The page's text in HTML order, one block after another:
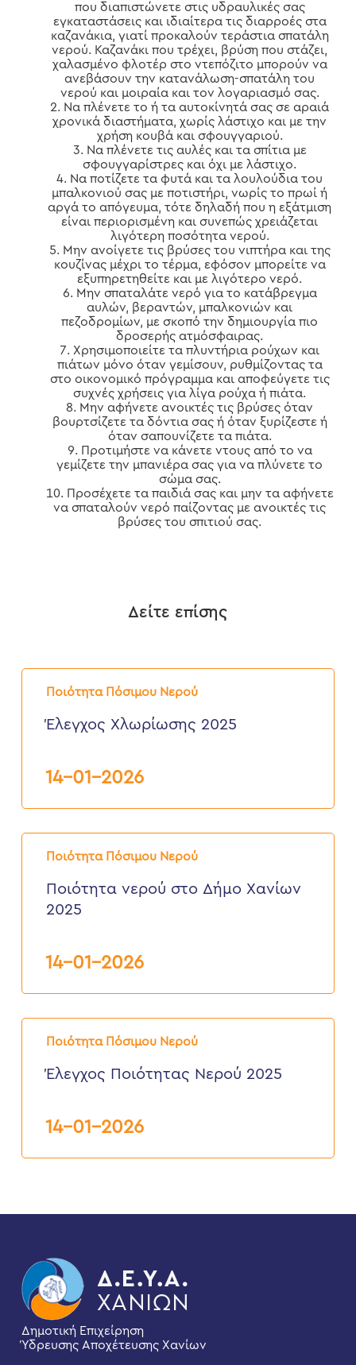
που διαπιστώνετε στις υδραυλικές σας
εγκαταστάσεις και ιδιαίτερα τις διαρροές στα
καζανάκια, γιατί προκαλούν τεράστια σπατάλη
νερού. Καζανάκι που τρέχει, βρύση που στάζει,
χαλασμένο φλοτέρ στο ντεπόζιτο μπορούν να
ανεβάσουν την κατανάλωση-σπατάλη του
νερού και μοιραία και τον λογαριασμό σας.
Να πλένετε το ή τα αυτοκίνητά σας σε αραιά
χρονικά διαστήματα, χωρίς λάστιχο και με την
χρήση κουβά και σφουγγαριού.
Να πλένετε τις αυλές και τα σπίτια με
σφουγγαρίστρες και όχι με λάστιχο.
Να ποτίζετε τα φυτά και τα λουλούδια του
μπαλκονιού σας με ποτιστήρι, νωρίς το πρωί ή
αργά το απόγευμα, τότε δηλαδή που η εξάτμιση
είναι περιορισμένη και συνεπώς χρειάζεται
λιγότερη ποσότητα νερού.
Μην ανοίγετε τις βρύσες του νιπτήρα και της
κουζίνας μέχρι το τέρμα, εφόσον μπορείτε να
εξυπηρετηθείτε και με λιγότερο νερό.
Μην σπαταλάτε νερό για το κατάβρεγμα
αυλών, βεραντών, μπαλκονιών και
πεζοδρομίων, με σκοπό την δημιουργία πιο
δροσερής ατμόσφαιρας.
Χρησιμοποιείτε τα πλυντήρια ρούχων και
πιάτων μόνο όταν γεμίσουν, ρυθμίζοντας τα
στο οικονομικό πρόγραμμα και αποφεύγετε τις
συχνές χρήσεις για λίγα ρούχα ή πιάτα.
Μην αφήνετε ανοικτές τις βρύσες όταν
βουρτσίζετε τα δόντια σας ή όταν ξυρίζεστε ή
όταν σαπουνίζετε τα πιάτα.
Προτιμήστε να κάνετε ντους από το να
γεμίζετε την μπανιέρα σας για να πλύνετε το
σώμα σας.
Προσέχετε τα παιδιά σας και μην τα αφήνετε
να σπαταλούν νερό παίζοντας με ανοικτές τις
βρύσες του σπιτιού σας.
Δείτε επίσης
Ποιότητα Πόσιμου Νερού
Έλεγχος
Χλωρίωσης
Έλεγχος Χλωρίωσης 2025
14-01-2026
Ποιότητα Πόσιμου Νερού
Ποιότητα
νερού
Δήμο
Χανίων
2025
Ποιότητα νερού στο Δήμο Χανίων
2025
14-01-2026
Ποιότητα Πόσιμου Νερού
Έλεγχος
Ποιότητας
2025Έλεγχος Ποιότητας Νερού 2025
14-01-2026
Δημοτική Επιχείρηση
Ύδρευσης Αποχέτευσης Χανίων